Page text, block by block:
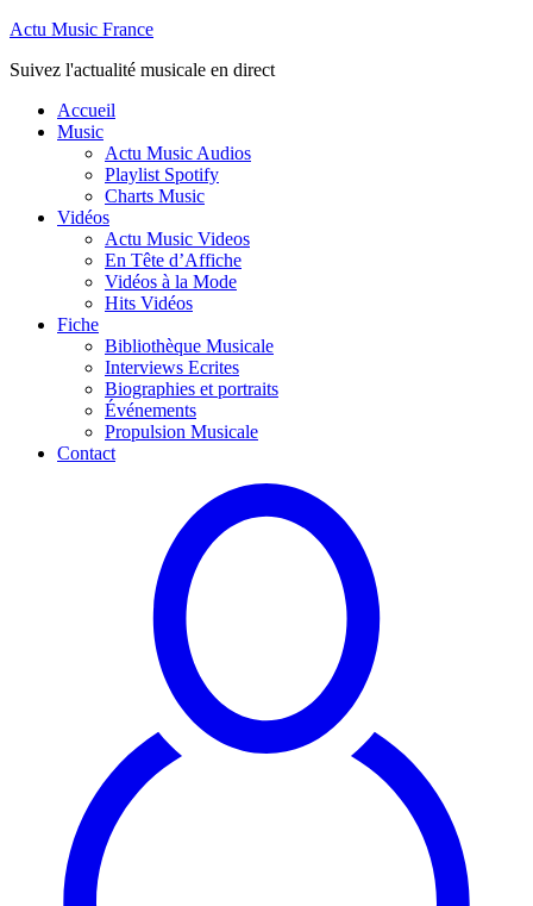
Actu Music France
Suivez l'actualité musicale en direct
Accueil
Music
Actu Music Audios
Playlist Spotify
Charts Music
Vidéos
Actu Music Videos
En Tête d’Affiche
Vidéos à la Mode
Hits Vidéos
Fiche
Bibliothèque Musicale
Interviews Ecrites
Biographies et portraits
Événements
Propulsion Musicale
Contact